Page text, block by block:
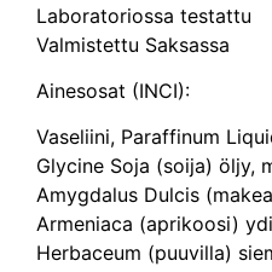
Laboratoriossa testattu
Valmistettu Saksassa
Ainesosat (INCI):
Vaseliini, Paraffinum
Glycine Soja (soija) öljy,
Amygdalus Dulcis
Armeniaca (aprikoosi)
Herbaceum (puuvilla)